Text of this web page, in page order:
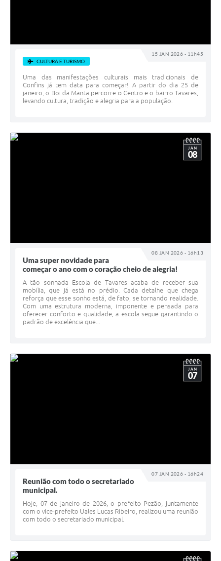
15 JAN 2026 - 11h45
CULTURA E TURISMO
Uma das manifestações culturais mais tradicionais de
Confins já tem data para começar! A partir do dia 25 de
janeiro, o Boi da Manta percorre o Centro e o bairro Tavares,
levando cultura, tradição e alegria para a população.
08 JAN 2026 - 16h13
JAN
08
Uma super novidade para
começar o ano com o coração cheio de alegria!
A tão sonhada Escola de Tavares acaba de receber sua
mobília, que já está no prédio. Cada detalhe que chega
reforça que esse sonho está, de fato, se tornando realidade.
Com uma estrutura moderna, imponente e pensada para
oferecer conforto e qualidade, a escola segue garantindo o
padrão de excelência que...
07 JAN 2026 - 16h24
JAN
07
Reunião com todo o secretariado
municipal.
Hoje, 07 de janeiro de 2026, o prefeito Pezão, juntamente
com o vice-prefeito Uales Lucas Ribeiro, realizou uma reunião
com todo o secretariado municipal.